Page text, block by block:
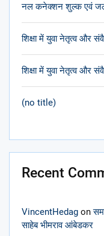
नल कनेक्शन शुल्क एवं
शिक्षा में युवा नेतृत्व और
शिक्षा में युवा नेतृत्व और
(no title)
Recent
VincentHedag on
साहेब भीमराव आंबेडकर